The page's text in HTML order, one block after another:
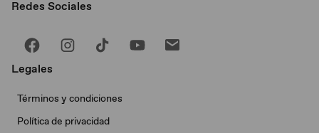
Redes Sociales
Legales
Términos y condiciones
Política de privacidad